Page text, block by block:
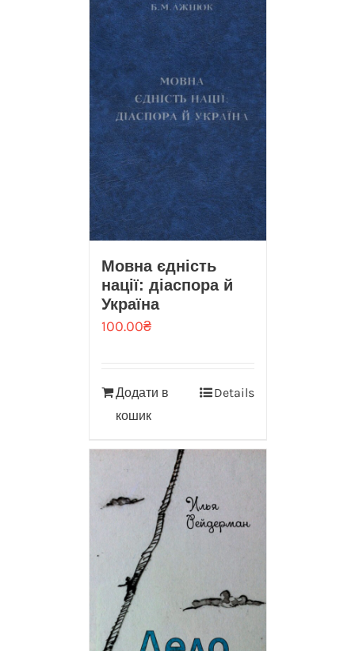
Мовна єдність
нації: діаспора й
Україна
100.00₴
Додати в
кошик
Details